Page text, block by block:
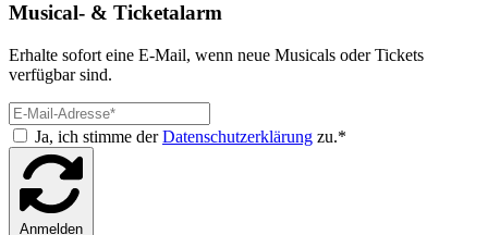
Musical- & Ticketalarm
Erhalte sofort eine E-Mail, wenn neue Musicals oder Tickets
verfügbar sind.
Ja, ich stimme derDatenschutzerklärung zu.*
Anmelden